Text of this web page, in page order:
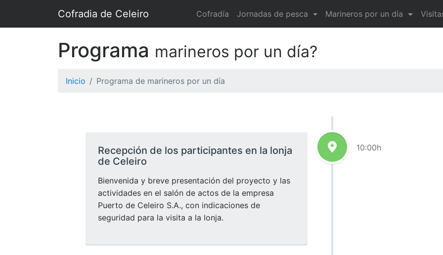
Cofradia de Celeiro Cofradía Jornadas de pesca Marineros por un día
Programa marineros por un día?
Inicio Programa de marineros por un día
Recepción de los participantes en la lonja
de Celeiro
Bienvenida y breve presentación del proyecto y las
actividades en el salón de actos de la empresa
Puerto de Celeiro S.A., con indicaciones de
seguridad para la visita a la lonja.
10:00h